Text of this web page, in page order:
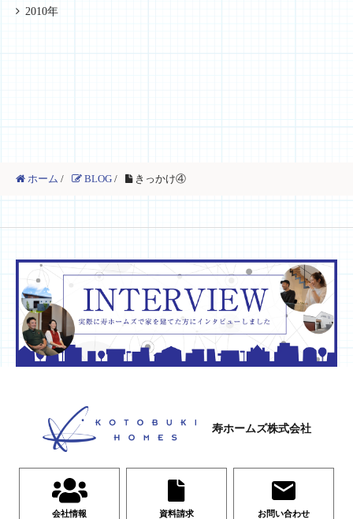
2010年
ホーム / BLOG / きっかけ④
寿ホームズ株式会社
会社情報 資料請求 お問い合わせ